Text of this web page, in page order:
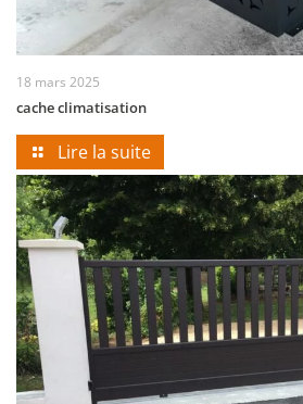
18 mars 2025
cache climatisation
Lire la suite